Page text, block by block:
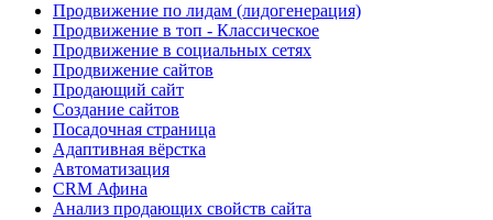
Продвижение по лидам (лидогенерация)
Продвижение в топ - Классическое
Продвижение в социальных сетях
Продвижение сайтов
Продающий сайт
Создание сайтов
Посадочная страница
Адаптивная вёрстка
Автоматизация
CRM Афина
Анализ продающих свойств сайта